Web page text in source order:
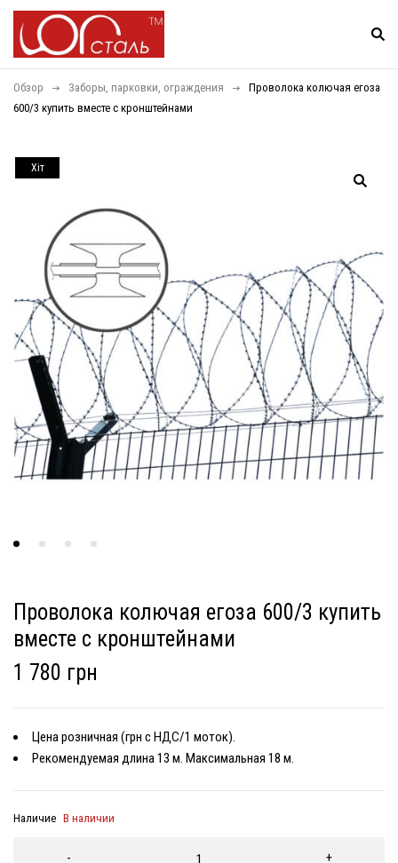
Обзор Заборы, парковки, ограждения
Проволока колючая егоза
600/3 купить вместе с кронштейнами
Хiт
Проволока колючая егоза 600/3 купить
вместе с кронштейнами
1 780 грн
Цена розничная (грн с НДС/1 моток).
Рекомендуемая длина 13 м. Максимальная 18 м.
Наличие В наличии